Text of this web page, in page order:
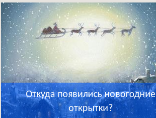
Откуда появились новогодние
открытки?